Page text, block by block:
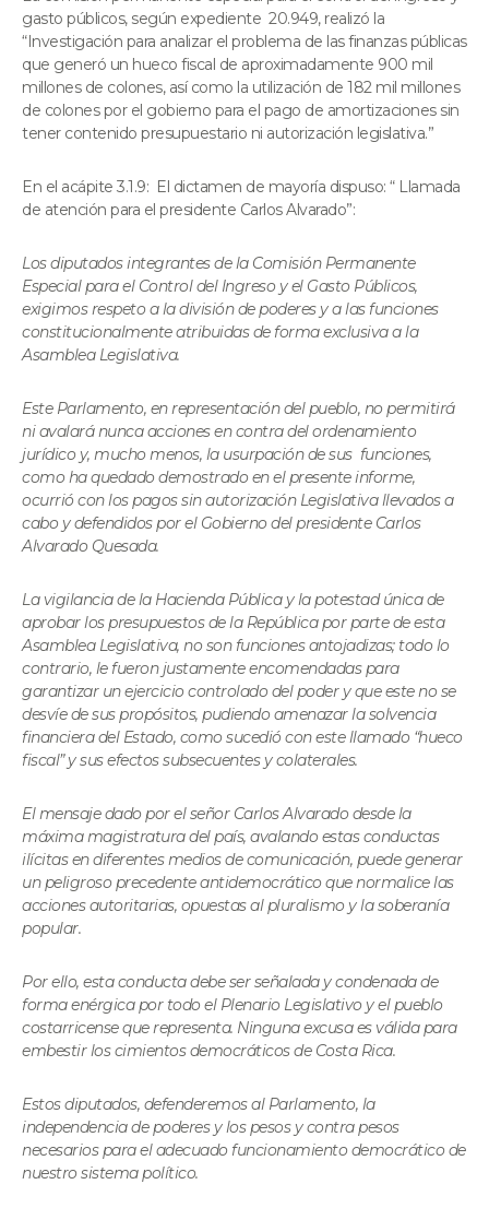
gasto públicos, según expediente 20.949, realizó la
“Investigación para analizar el problema de las finanzas públicas
que generó un hueco fiscal de aproximadamente 900 mil
millones de colones, así como la utilización de 182 mil millones
de colones por el gobierno para el pago de amortizaciones sin
tener contenido presupuestario ni autorización legislativa.”
En el acápite 3.1.9: El dictamen de mayoría dispuso: “ Llamada
de atención para el presidente Carlos Alvarado”:
Los diputados integrantes de la Comisión Permanente
Especial para el Control del Ingreso y el Gasto Públicos,
exigimos respeto a la división de poderes y a las funciones
constitucionalmente atribuidas de forma exclusiva a la
Asamblea Legislativa.
Este Parlamento, en representación del pueblo, no permitirá
ni avalará nunca acciones en contra del ordenamiento
jurídico y, mucho menos, la usurpación de sus funciones,
como ha quedado demostrado en el presente informe,
ocurrió con los pagos sin autorización Legislativa llevados a
cabo y defendidos por el Gobierno del presidente Carlos
Alvarado Quesada.
La vigilancia de la Hacienda Pública y la potestad única de
aprobar los presupuestos de la República por parte de esta
Asamblea Legislativa, no son funciones antojadizas; todo lo
contrario, le fueron justamente encomendadas para
garantizar un ejercicio controlado del poder y que este no se
desvíe de sus propósitos, pudiendo amenazar la solvencia
financiera del Estado, como sucedió con este llamado “hueco
fiscal” y sus efectos subsecuentes y colaterales.
El mensaje dado por el señor Carlos Alvarado desde la
máxima magistratura del país, avalando estas conductas
ilícitas en diferentes medios de comunicación, puede generar
un peligroso precedente antidemocrático que normalice las
acciones autoritarias, opuestas al pluralismo y la soberanía
popular.
Por ello, esta conducta debe ser señalada y condenada de
forma enérgica por todo el Plenario Legislativo y el pueblo
costarricense que representa. Ninguna excusa es válida para
embestir los cimientos democráticos de Costa Rica.
Estos diputados, defenderemos al Parlamento, la
independencia de poderes y los pesos y contra pesos
necesarios para el adecuado funcionamiento democrático de
nuestro sistema político.